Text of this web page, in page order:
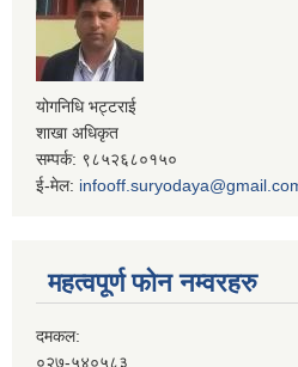
योगनिधि भट्टराई
शाखा अधिकृत
सम्पर्क: ९८५२६८०१५०
ई-मेल:
महत्वपूर्ण फोन नम्वरहरु
दमकल:
०२७-५४०५८३